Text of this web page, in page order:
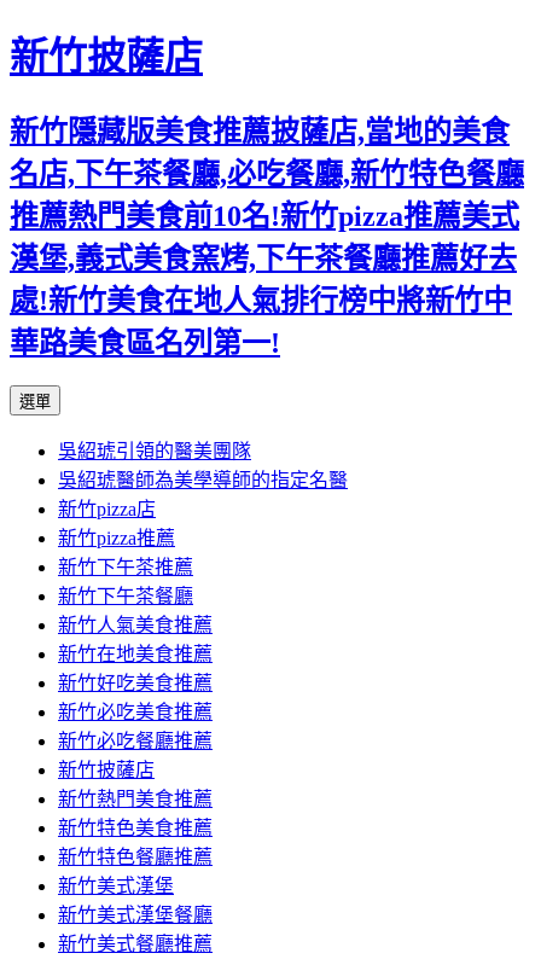
新竹披薩店
新竹隱藏版美食推薦披薩店,當地的美食
名店,下午茶餐廳,必吃餐廳,新竹特色餐廳
推薦熱門美食前10名!新竹pizza推薦美式
漢堡,義式美食窯烤,下午茶餐廳推薦好去
處!新竹美食在地人氣排行榜中將新竹中
華路美食區名列第一!
選單
主
要
內
容
吳紹琥引領的醫美團隊
吳紹琥醫師為美學導師的指定名醫
新竹pizza店
新竹pizza推薦
新竹下午茶推薦
新竹下午茶餐廳
新竹人氣美食推薦
新竹在地美食推薦
新竹好吃美食推薦
新竹必吃美食推薦
新竹必吃餐廳推薦
新竹披薩店
新竹熱門美食推薦
新竹特色美食推薦
新竹特色餐廳推薦
新竹美式漢堡
新竹美式漢堡餐廳
新竹美式餐廳推薦